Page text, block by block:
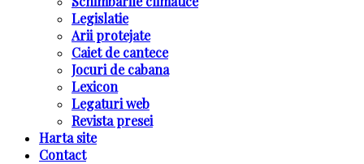
Legislatie
Arii protejate
Caiet de cantece
Jocuri de cabana
Lexicon
Legaturi web
Revista presei
Harta site
Contact